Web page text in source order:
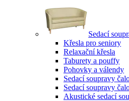
Sedací
Křesla pro seniory
Relaxační křesla
Taburety a pouffy
Pohovky a válendy
Sedací soupravy
Sedací soupravy
Akustické sedací